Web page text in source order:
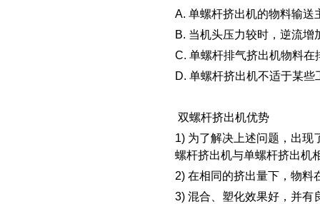
A. 单螺杆挤出机的物料输送
B. 当机头压力较时，逆流增
C. 单螺杆排气挤出机物料
D. 单螺杆挤出机不适于某
双螺杆挤出机优势
1) 为了解决上述问题，出现
螺杆挤出机与单螺杆挤出机
2) 在相同的挤出量下，物料
3) 混合、塑化效果好，并有